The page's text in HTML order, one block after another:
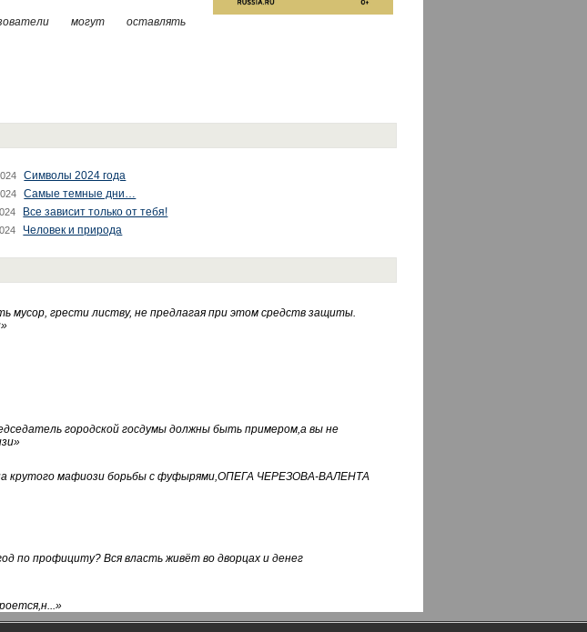
могут оставлять
Символы 2024 года
Самые темные дни…
Все зависит только от тебя!
Человек и природа
мусор, грести листву, не предлагая при этом средств защиты.
»
городской госдумы должны быть примером,а вы не
»
крутого мафиози борьбы с фуфырями,ОПЕГА ЧЕРЕЗОВА-ВАЛЕНТА
по профициту? Вся власть живёт во дворцах и денег
»